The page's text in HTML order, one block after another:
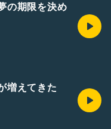
期限を決め
えてきた